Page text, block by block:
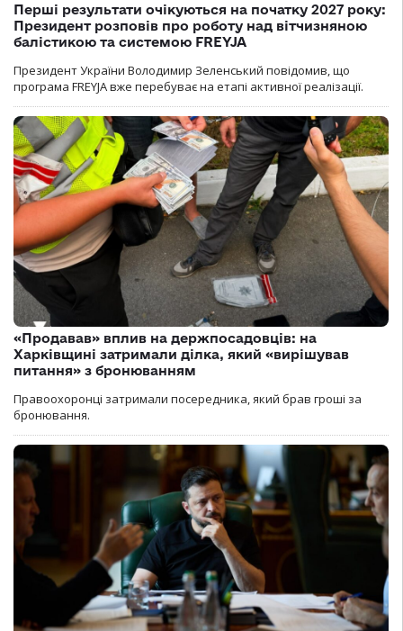
Перші результати очікуються на початку 2027 року:
Президент розповів про роботу над вітчизняною
балістикою та системою FREYJA
Президент України Володимир Зеленський повідомив, що
програма FREYJA вже перебуває на етапі активної реалізації.
«Продавав» вплив на держпосадовців: на
Харківщині затримали ділка, який «вирішував
питання» з бронюванням
Правоохоронці затримали посередника, який брав гроші за
бронювання.